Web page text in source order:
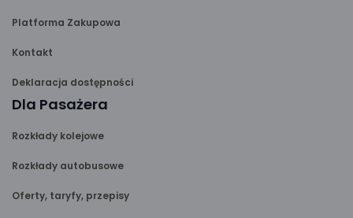
Platforma Zakupowa
Kontakt
Deklaracja dostępności
Dla Pasażera
Rozkłady kolejowe
Rozkłady autobusowe
Oferty, taryfy, przepisy